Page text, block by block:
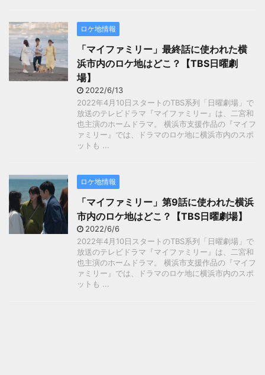
ロケ地情報
「マイファミリー」最終話に使われた横
浜市内のロケ地はどこ？【TBS日曜劇
場】
2022/6/13
2022年4月10日スタートのTBS系列「日曜劇場」で
放送のテレビドラマ『マイファミリー』は、二宮和
也主演のホームドラマ。 横浜市支援作品の『マイフ
ァミリー』では、ドラマのロケ地に横浜市内のスポ
ットも ...
ロケ地情報
「マイファミリー」第9話に使われた横浜
市内のロケ地はどこ？【TBS日曜劇場】
2022/6/6
2022年4月10日スタートのTBS系列「日曜劇場」で
放送のテレビドラマ『マイファミリー』は、二宮和
也主演のホームドラマ。 横浜市支援作品の『マイフ
ァミリー』では、ドラマのロケ地に横浜市内のスポ
ットも ...